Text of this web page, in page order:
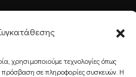
χρησιμοποιούμε τεχνολογίες όπως
σε πληροφορίες συσκευών. Η